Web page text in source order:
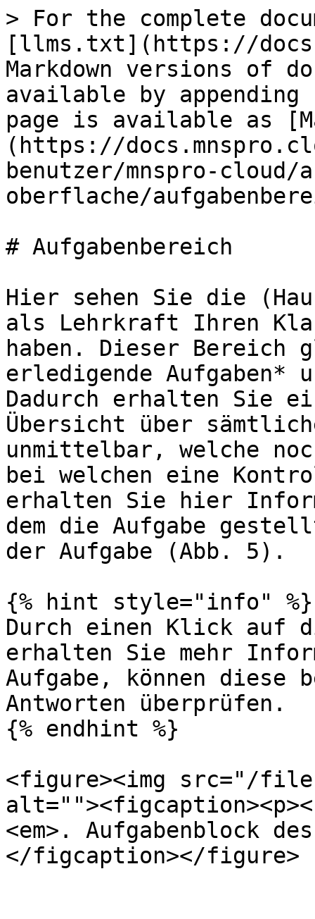
> For the complete
[llms.txt](https://
Markdown versions of
available by
page is available as
(https://
benutzer/mnspro-cloud/
oberflache/
# Aufgabenbereich
Hier sehen Sie die
als Lehrkraft Ihren
haben. Dieser
erledigende Aufgaben*
Dadurch erhalten Sie
Übersicht über
unmittelbar, welche
bei welchen eine
erhalten Sie hier
dem die Aufgabe
der Aufgabe (Abb. 5).
{% hint style="info" %}
Durch einen Klick auf
erhalten Sie mehr
Aufgabe, können diese
Antworten überprüfen.
{% endhint %}
<figure><img src="/
<em>. Aufgabenblock
</figcaption></figure>